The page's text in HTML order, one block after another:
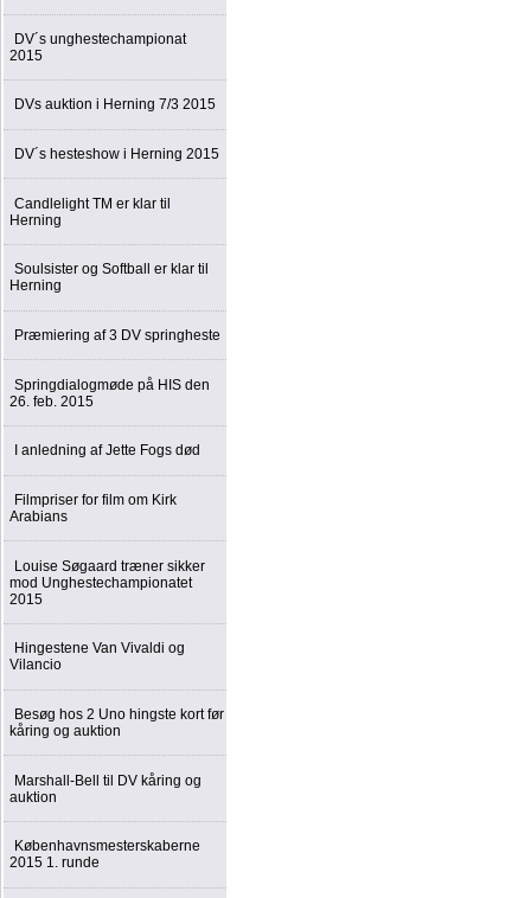
DV´s unghestechampionat
2015
DVs auktion i Herning 7/3 2015
DV´s hesteshow i Herning 2015
Candlelight TM er klar til
Herning
Soulsister og Softball er klar til
Herning
Præmiering af 3 DV springheste
Springdialogmøde på HIS den
26. feb. 2015
I anledning af Jette Fogs død
Filmpriser for film om Kirk
Arabians
Louise Søgaard træner sikker
mod Unghestechampionatet
2015
Hingestene Van Vivaldi og
Vilancio
Besøg hos 2 Uno hingste kort før
kåring og auktion
Marshall-Bell til DV kåring og
auktion
Københavnsmesterskaberne
2015 1. runde